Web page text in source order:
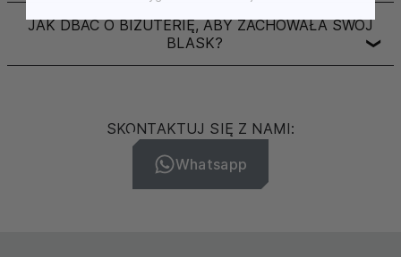
JAK DBAĆ O BIŻUTERIĘ, ABY ZACHOWAŁA SWÓJ
BLASK?
❯
SKONTAKTUJ SIĘ Z NAMI:
Whatsapp